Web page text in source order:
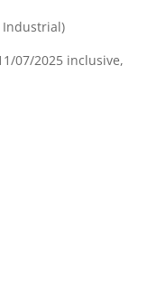
07/2025 inclusive,